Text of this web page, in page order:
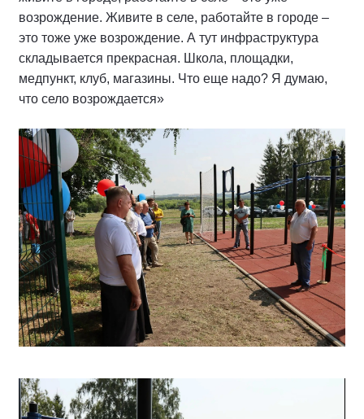
возрождение. Живите в селе, работайте в городе –
это тоже уже возрождение. А тут инфраструктура
складывается прекрасная. Школа, площадки,
медпункт, клуб, магазины. Что еще надо? Я думаю,
что село возрождается»